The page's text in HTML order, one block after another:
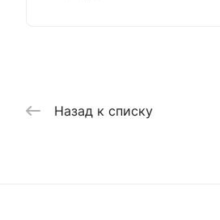
Назад к списку